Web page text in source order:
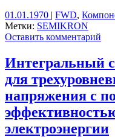
01.01.1970 | FWD,
Метки: SEMIKRON
Оставить комментарий
Интегральный
для
напряжения с
электроэнергии